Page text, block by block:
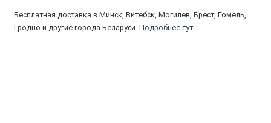
Бесплатная доставка в Минск, Витебск, Могилев, Брест, Гомель,
Гродно и другие города Беларуси. Подробнее тут.